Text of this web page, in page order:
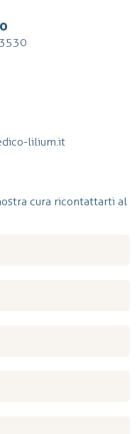
lilium.it
cura ricontattarti al